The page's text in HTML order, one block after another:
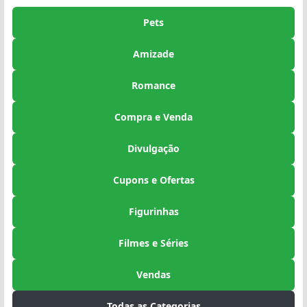
Pets
Amizade
Romance
Compra e Venda
Divulgação
Cupons e Ofertas
Figurinhas
Filmes e Séries
Vendas